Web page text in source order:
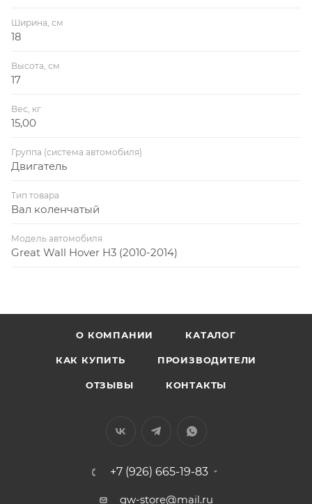
Ширина, см
18
Высота, см
17
Вес, кг
15,00
Группа (система автомобиля)
Двигатель
Тип товара
Вал коленчатый
Модель автомобиля
Great Wall Hover H3 (2010-2014)
О КОМПАНИИ КАТАЛОГ
КАК КУПИТЬ ПРОИЗВОДИТЕЛИ
ОТЗЫВЫ КОНТАКТЫ
+7 (926) 665-19-83
gw-store@mail.ru